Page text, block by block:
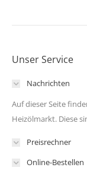
Unser Service
Nachrichten
Auf dieser Seite
Heizölmarkt. Diese
Preisrechner
Online-Bestellen